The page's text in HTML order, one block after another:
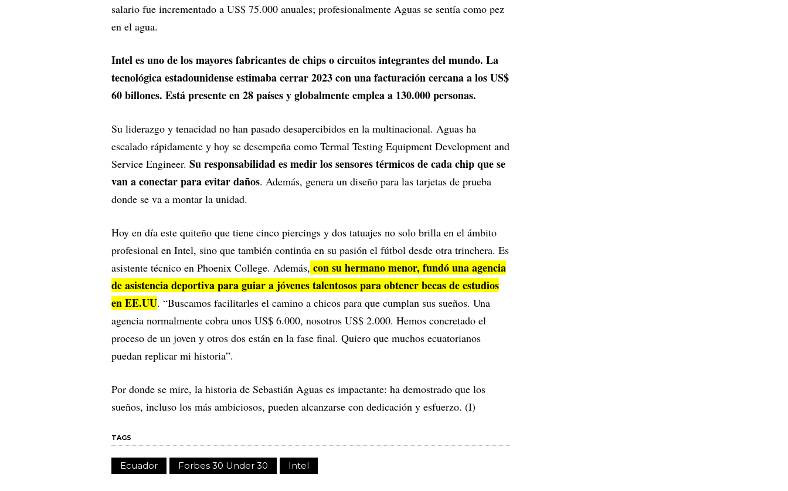
salario fue incrementado a US$ 75.000 anuales; profesionalmente Aguas se sentía como pez
en el agua.
Intel es uno de los mayores fabricantes de chips o circuitos integrantes del mundo. La
tecnológica estadounidense estimaba cerrar 2023 con una facturación cercana a los US$
60 billones. Está presente en 28 países y globalmente emplea a 130.000 personas.
Su liderazgo y tenacidad no han pasado desapercibidos en la multinacional. Aguas ha
escalado rápidamente y hoy se desempeña como Termal Testing Equipment Development and
Service Engineer. Su responsabilidad es medir los sensores térmicos de cada chip que se
van a conectar para evitar daños. Además, genera un diseño para las tarjetas de prueba
donde se va a montar la unidad.
Hoy en día este quiteño que tiene cinco piercings y dos tatuajes no solo brilla en el ámbito
profesional en Intel, sino que también continúa en su pasión el fútbol desde otra trinchera. Es
asistente técnico en Phoenix College. Además, con su hermano menor, fundó una agencia
de asistencia deportiva para guiar a jóvenes talentosos para obtener becas de estudios
en EE.UU. “Buscamos facilitarles el camino a chicos para que cumplan sus sueños. Una
agencia normalmente cobra unos US$ 6.000, nosotros US$ 2.000. Hemos concretado el
proceso de un joven y otros dos están en la fase final. Quiero que muchos ecuatorianos
puedan replicar mi historia”.
Por donde se mire, la historia de Sebastián Aguas es impactante: ha demostrado que los
sueños, incluso los más ambiciosos, pueden alcanzarse con dedicación y esfuerzo. (I)
TAGS
Ecuador Forbes 30 Under 30 Intel